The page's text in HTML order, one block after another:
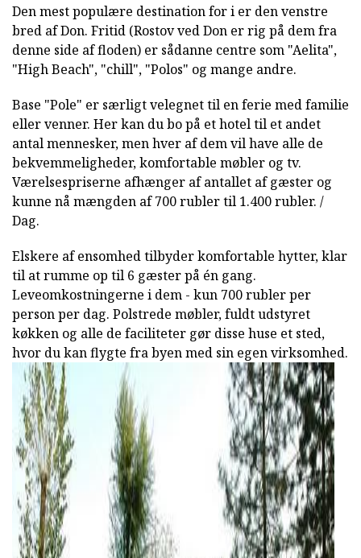
Den mest populære destination for i er den venstre
bred af Don. Fritid (Rostov ved Don er rig på dem fra
denne side af floden) er sådanne centre som "Aelita",
"High Beach", "chill", "Polos" og mange andre.
Base "Pole" er særligt velegnet til en ferie med familie
eller venner. Her kan du bo på et hotel til et andet
antal mennesker, men hver af dem vil have alle de
bekvemmeligheder, komfortable møbler og tv.
Værelsespriserne afhænger af antallet af gæster og
kunne nå mængden af 700 rubler til 1.400 rubler. /
Dag.
Elskere af ensomhed tilbyder komfortable hytter, klar
til at rumme op til 6 gæster på én gang.
Leveomkostningerne i dem - kun 700 rubler per
person per dag. Polstrede møbler, fuldt udstyret
køkken og alle de faciliteter gør disse huse et sted,
hvor du kan flygte fra byen med sin egen virksomhed.